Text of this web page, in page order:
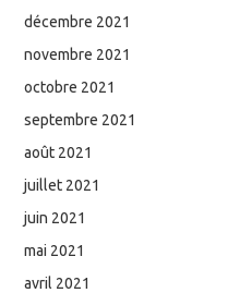
décembre 2021
novembre 2021
octobre 2021
septembre 2021
août 2021
juillet 2021
juin 2021
mai 2021
avril 2021